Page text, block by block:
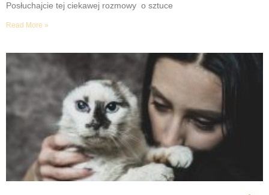
Posłuchajcie tej ciekawej rozmowy o sztuce
Read More »